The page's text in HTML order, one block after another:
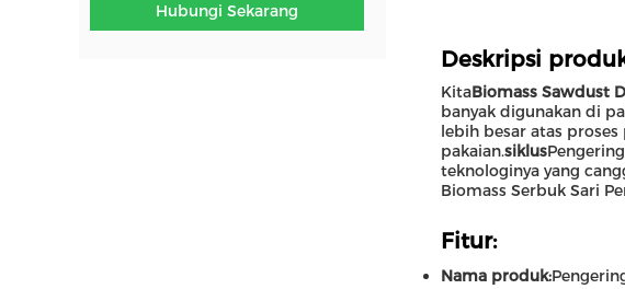
Hubungi Sekarang
Deskripsi
KitaBiomass Sawdust
banyak digunakan di
lebih besar atas proses
pakaian.siklus
teknologinya yang
Biomass Serbuk Sari
Fitur:
Nama produk: